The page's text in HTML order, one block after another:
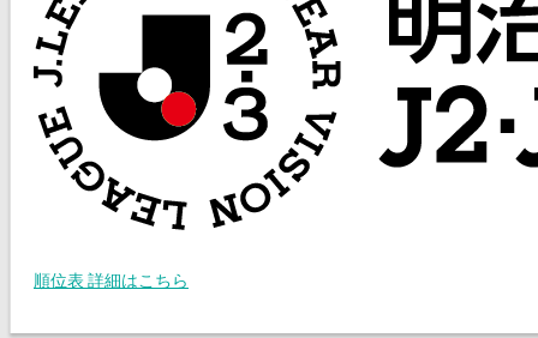
順位表 詳細はこちら